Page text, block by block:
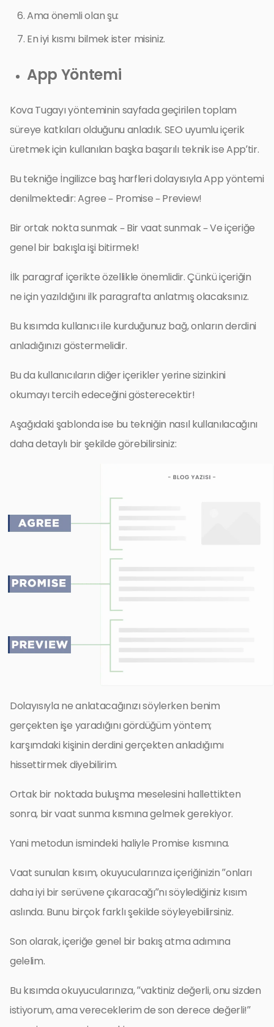
Ama önemli olan şu:
En iyi kısmı bilmek ister misiniz.
App Yöntemi
Kova Tugayı yönteminin sayfada geçirilen toplam
süreye katkıları olduğunu anladık. SEO uyumlu içerik
üretmek için kullanılan başka başarılı teknik ise App’tir.
Bu tekniğe İngilizce baş harfleri dolayısıyla App yöntemi
denilmektedir: Agree – Promise – Preview!
Bir ortak nokta sunmak – Bir vaat sunmak – Ve içeriğe
genel bir bakışla işi bitirmek!
İlk paragraf içerikte özellikle önemlidir. Çünkü içeriğin
ne için yazıldığını ilk paragrafta anlatmış olacaksınız.
Bu kısımda kullanıcı ile kurduğunuz bağ, onların derdini
anladığınızı göstermelidir.
Bu da kullanıcıların diğer içerikler yerine sizinkini
okumayı tercih edeceğini gösterecektir!
Aşağıdaki şablonda ise bu tekniğin nasıl kullanılacağını
daha detaylı bir şekilde görebilirsiniz:
Dolayısıyla ne anlatacağınızı söylerken benim
gerçekten işe yaradığını gördüğüm yöntem;
karşımdaki kişinin derdini gerçekten anladığımı
hissettirmek diyebilirim.
Ortak bir noktada buluşma meselesini hallettikten
sonra, bir vaat sunma kısmına gelmek gerekiyor.
Yani metodun ismindeki haliyle Promise kısmına.
Vaat sunulan kısım, okuyucularınıza içeriğinizin ”onları
daha iyi bir serüvene çıkaracağı”nı söylediğiniz kısım
aslında. Bunu birçok farklı şekilde söyleyebilirsiniz.
Son olarak, içeriğe genel bir bakış atma adımına
gelelim.
Bu kısımda okuyucularınıza, ”vaktiniz değerli, onu sizden
istiyorum, ama vereceklerim de son derece değerli!”